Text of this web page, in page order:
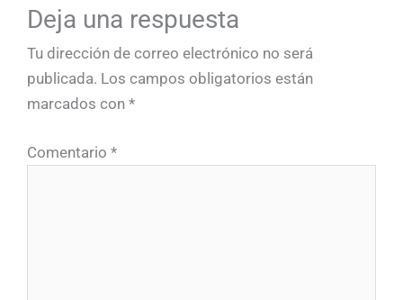
Deja una respuesta
Tu dirección de correo electrónico no será
publicada. Los campos obligatorios están
marcados con *
Comentario *